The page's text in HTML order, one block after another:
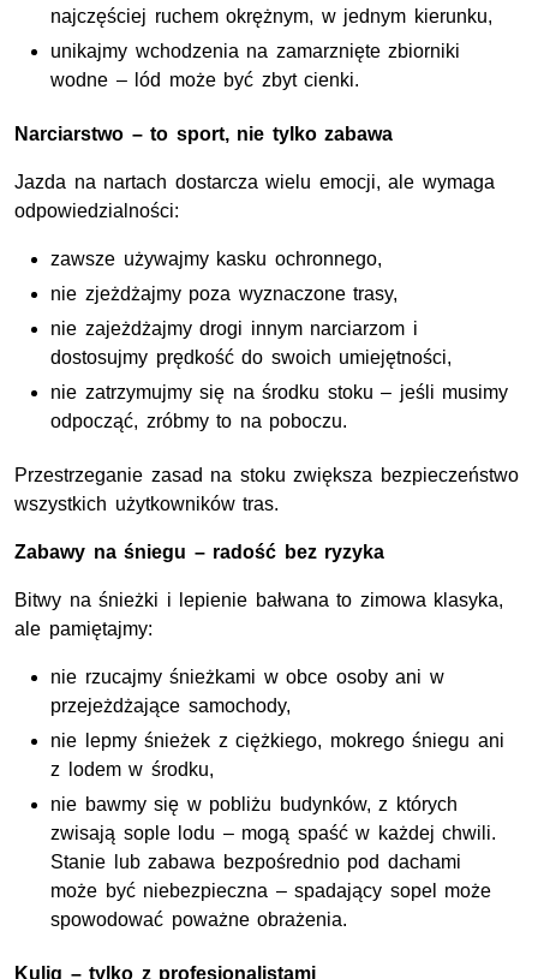
najczęściej ruchem okrężnym, w jednym kierunku,
unikajmy wchodzenia na zamarznięte zbiorniki
wodne – lód może być zbyt cienki.
Narciarstwo – to sport, nie tylko zabawa
Jazda na nartach dostarcza wielu emocji, ale wymaga
odpowiedzialności:
zawsze używajmy kasku ochronnego,
nie zjeżdżajmy poza wyznaczone trasy,
nie zajeżdżajmy drogi innym narciarzom i
dostosujmy prędkość do swoich umiejętności,
nie zatrzymujmy się na środku stoku – jeśli musimy
odpocząć, zróbmy to na poboczu.
Przestrzeganie zasad na stoku zwiększa bezpieczeństwo
wszystkich użytkowników tras.
Zabawy na śniegu – radość bez ryzyka
Bitwy na śnieżki i lepienie bałwana to zimowa klasyka,
ale pamiętajmy:
nie rzucajmy śnieżkami w obce osoby ani w
przejeżdżające samochody,
nie lepmy śnieżek z ciężkiego, mokrego śniegu ani
z lodem w środku,
nie bawmy się w pobliżu budynków, z których
zwisają sople lodu – mogą spaść w każdej chwili.
Stanie lub zabawa bezpośrednio pod dachami
może być niebezpieczna – spadający sopel może
spowodować poważne obrażenia.
Kulig – tylko z profesjonalistami